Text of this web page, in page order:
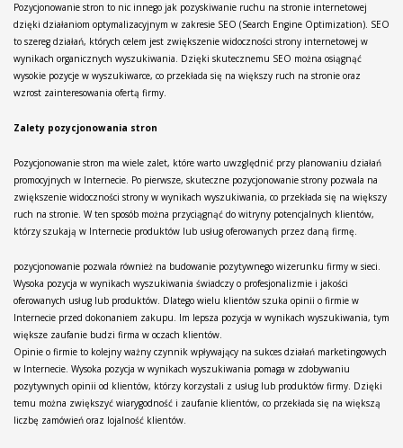
Pozycjonowanie stron to nic innego jak pozyskiwanie ruchu na stronie internetowej
dzięki działaniom optymalizacyjnym w zakresie SEO (Search Engine Optimization). SEO
to szereg działań, których celem jest zwiększenie widoczności strony internetowej w
wynikach organicznych wyszukiwania. Dzięki skutecznemu SEO można osiągnąć
wysokie pozycje w wyszukiwarce, co przekłada się na większy ruch na stronie oraz
wzrost zainteresowania ofertą firmy.
Zalety pozycjonowania stron
Pozycjonowanie stron ma wiele zalet, które warto uwzględnić przy planowaniu działań
promocyjnych w Internecie. Po pierwsze, skuteczne pozycjonowanie strony pozwala na
zwiększenie widoczności strony w wynikach wyszukiwania, co przekłada się na większy
ruch na stronie. W ten sposób można przyciągnąć do witryny potencjalnych klientów,
którzy szukają w Internecie produktów lub usług oferowanych przez daną firmę.
pozycjonowanie pozwala również na budowanie pozytywnego wizerunku firmy w sieci.
Wysoka pozycja w wynikach wyszukiwania świadczy o profesjonalizmie i jakości
oferowanych usług lub produktów. Dlatego wielu klientów szuka opinii o firmie w
Internecie przed dokonaniem zakupu. Im lepsza pozycja w wynikach wyszukiwania, tym
większe zaufanie budzi firma w oczach klientów.
Opinie o firmie to kolejny ważny czynnik wpływający na sukces działań marketingowych
w Internecie. Wysoka pozycja w wynikach wyszukiwania pomaga w zdobywaniu
pozytywnych opinii od klientów, którzy korzystali z usług lub produktów firmy. Dzięki
temu można zwiększyć wiarygodność i zaufanie klientów, co przekłada się na większą
liczbę zamówień oraz lojalność klientów.